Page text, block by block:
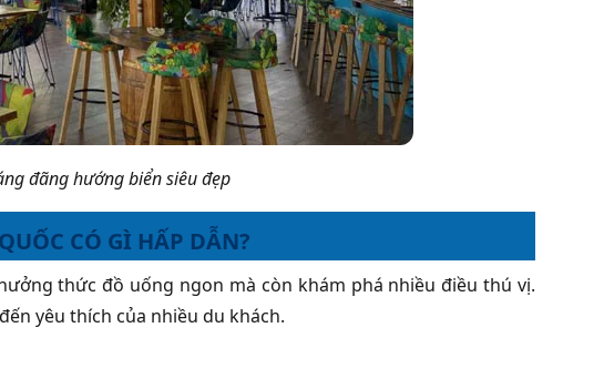
đãng hướng biển siêu đẹp
CÓ GÌ HẤP DẪN?
thức đồ uống ngon mà còn khám phá nhiều điều thú vị.
yêu thích của nhiều du khách.